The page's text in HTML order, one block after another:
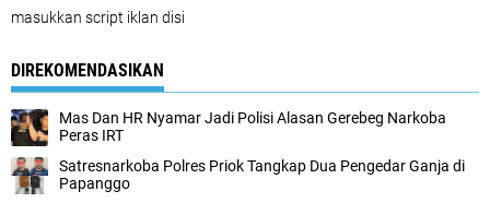
masukkan script iklan disi
DIREKOMENDASIKAN
Mas Dan HR Nyamar Jadi Polisi Alasan Gerebeg Narkoba
Peras IRT
Satresnarkoba Polres Priok Tangkap Dua Pengedar Ganja di
Papanggo